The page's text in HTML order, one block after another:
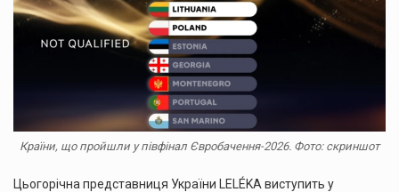
Країни, що пройшли у півфінал Євробачення-2026. Фото: скриншот
Цьогорічна представниця України LELÉKA виступить у